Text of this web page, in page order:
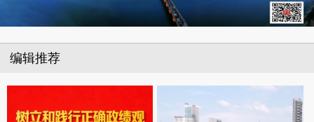
编辑推荐